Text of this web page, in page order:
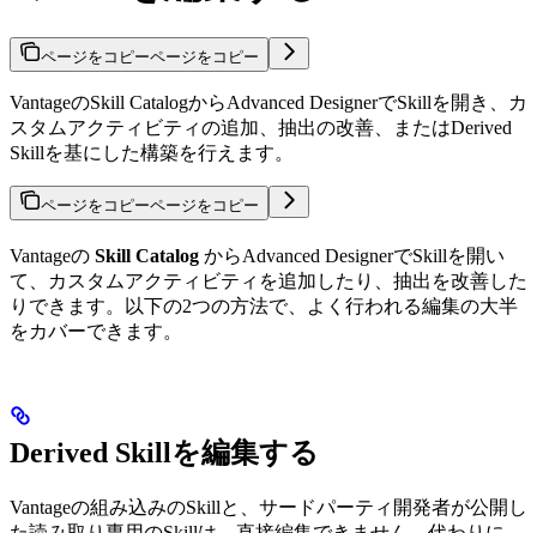
ページをコピーページをコピー
VantageのSkill CatalogからAdvanced DesignerでSkillを開き、カ
スタムアクティビティの追加、抽出の改善、またはDerived
Skillを基にした構築を行えます。
ページをコピーページをコピー
Vantageの Skill Catalog からAdvanced DesignerでSkillを開い
て、カスタムアクティビティを追加したり、抽出を改善した
りできます。以下の2つの方法で、よく行われる編集の大半
をカバーできます。
Derived Skillを編集する
Vantageの組み込みのSkillと、サードパーティ開発者が公開し